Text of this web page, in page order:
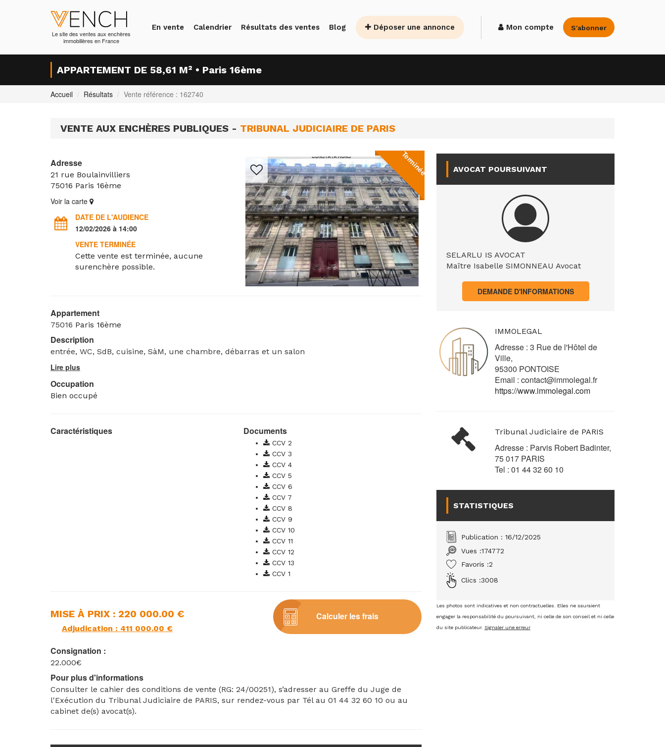
Le site des ventes aux enchères
immobilières en France
En vente Calendrier Résultats des ventes Blog Déposer une annonce Mon compte S'abonner
APPARTEMENT DE 58,61 M² • Paris 16ème
Accueil Résultats Vente référence : 162740
VENTE AUX ENCHÈRES PUBLIQUES - TRIBUNAL JUDICIAIRE DE PARIS
Adresse
21 rue Boulainvilliers
75016 Paris 16ème
Voir la carte
DATE DE L'AUDIENCE
12/02/2026 à 14:00
VENTE TERMINÉE
Cette vente est terminée, aucune
surenchère possible.
Terminée
Appartement
75016 Paris 16ème
Description
entrée, WC, SdB, cuisine, SàM, une chambre, débarras et un salon
Occupation
Bien occupé
Caractéristiques Documents
CCV 2
CCV 3
CCV 4
CCV 5
CCV 6
CCV 7
CCV 8
CCV 9
CCV 10
CCV 11
CCV 12
CCV 13
CCV 1
MISE À PRIX : 220 000.00 €
Adjudication : 411 000.00 €
Calculer les frais
Consignation :
22.000€
Pour plus d'informations
Consulter le cahier des conditions de vente (RG: 24/00251), s’adresser au Greffe du Juge de
l'Exécution du Tribunal Judiciaire de PARIS, sur rendez-vous par Tél au 01 44 32 60 10 ou au
cabinet de(s) avocat(s).
AVOCAT POURSUIVANT
SELARLU IS AVOCAT
Maître Isabelle SIMONNEAU Avocat
DEMANDE D'INFORMATIONS
IMMOLEGAL
Adresse : 3 Rue de l'Hôtel de
Ville,
95300 PONTOISE
Email : contact@immolegal.fr
https://www.immolegal.com
Tribunal Judiciaire de PARIS
Adresse : Parvis Robert Badinter,
75 017 PARIS
Tel : 01 44 32 60 10
STATISTIQUES
Publication : 16/12/2025
Vues :174772
Favoris :2
Clics :3008
Les photos sont indicatives et non contractuelles. Elles ne sauraient
engager la responsabilité du poursuivant, ni celle de son conseil et ni celle
du site publicateur. Signaler une erreur